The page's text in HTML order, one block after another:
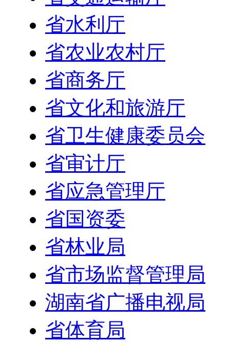
省水利厅
省农业农村厅
省商务厅
省文化和旅游厅
省卫生健康委员会
省审计厅
省应急管理厅
省国资委
省林业局
省市场监督管理局
湖南省广播电视局
省体育局